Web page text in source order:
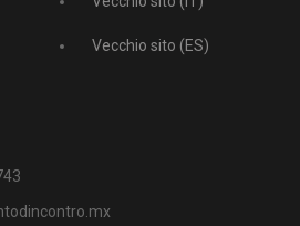
Vecchio sito (ES)